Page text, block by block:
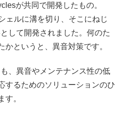
が共同で開発したもの。
ェルに溝を切り、そこにねじ
して開発されました。何のた
というと、異音対策です。
、異音やメンテナンス性の低
するためのソリューションのひ
す。